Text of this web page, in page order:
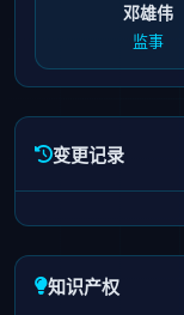
邓雄伟
监事
变更记录
知识产权